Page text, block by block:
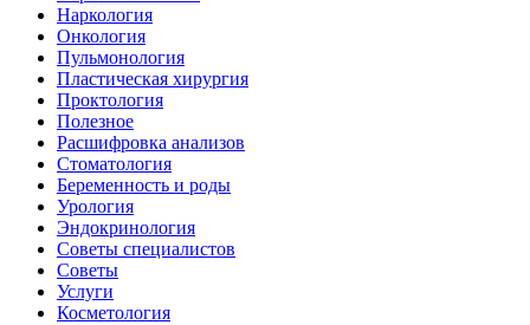
Наркология
Онкология
Пульмонология
Пластическая хирургия
Проктология
Полезное
Расшифровка анализов
Стоматология
Беременность и роды
Урология
Эндокринология
Советы специалистов
Советы
Услуги
Косметология